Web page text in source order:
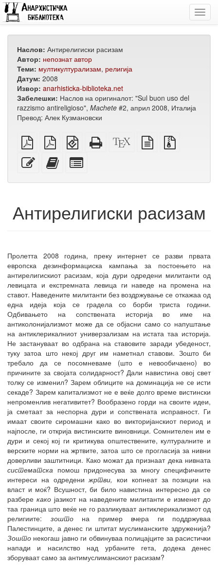
Наслов: Антирелигиски расизам
Автор: непознат автор
Теми: мултикултурализам, религија
Датум: 2008
Извор: anarhisticka-biblioteka.net
Забелешки: Наслов на оригиналот: "Sul buon uso del
razzismo antireligioso", Machete #2, април 2008, Италија
Превод: Алек Кузмановски
обичен
PDF
А4
PDF
печатење
EPUB
(за
мобилни
уреди)
Целосен
HTML
XeLaTeX
извор
изворот
Уреди
текст
Додади
текст
за
Антирелигиски расизам
Пролетта 2008 година, преку интернет се разви првата
европска дезинформациска кампања за постоењето на
антирелигискиот расизам, која дури одредени милитанти од
левицата и екстремната левица ги наведе на промена на
ставот. Наведените милитанти без воздржување се откажаа од
една идеја која се градела со борби триста години.
Одбивањето на сопствената историја во име на
антиколонијализмот може да се објасни само со напуштање
на антиклерикалниот универзализам на истата таа историја.
Не застануваат во одбрана на ставовите заради убеденост,
туку затоа што некој друг им наметнал ставови. Зошто би
требало да се посомневаме (што е невообичаено) во
причините за својата солидарност? Дали навистина овој свет
толку се изменил? Зарем облиците на доминација не се исти
секаде? Зарем капитализмот не е веќе долго време вистински
непроменлив негативитет? Вообразено горди на своите идеи,
ја сметаат за неспорна дури и сопствената исправност. Ги
имаат своите сиромашни како во викторијанскиот период и
најпосле, ги открија вистинските виновници. Сомнителен им е
дури и секој кој ги критикува општествените, културалните и
верските норми на жртвите, затоа што се прогласија за нивни
доверливи заштитници. Како можат да признаат дека нивната
систематска помош придонесува за многу специфичните
интереси на одреденижртви, кои копнеат за позиции на
власт и моќ? Всушност, би било навистина интересно да се
разбере како јазикот на наведените милитанти е изменет до
таа граница што веќе не го разликуваат антиклерикализмот од
религиите: зоштона пример вчера ги поддржуваа
Палестинците, а денес ги штитат муслиманските здруженија?
Зошто некогаш јавно ги обвинуваа полицајците за расистички
напади и насилство над урбаните гета, додека денес
зборуваат само за антимуслиманскиот расизам?